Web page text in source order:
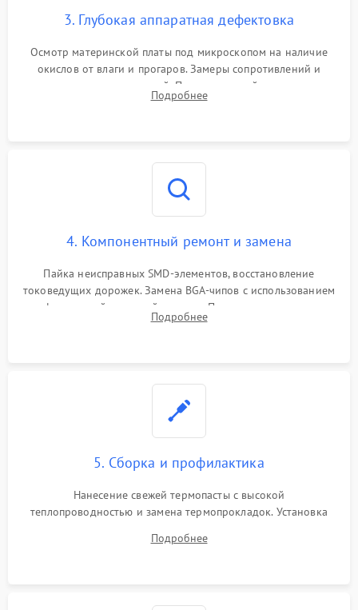
3. Глубокая аппаратная дефектовка
Осмотр материнской платы под микроскопом на наличие
окислов от влаги и прогаров. Замеры сопротивлений и
дежурных напряжений. Проверка цепей питания,
мультиконтроллера, процессора и видеочипа.
Подробнее
4. Компонентный ремонт и замена
Пайка неисправных SMD-элементов, восстановление
токоведущих дорожек. Замена BGA-чипов с использованием
инфракрасной паяльной станции. Прошивка микросхемы
BIOS или замена поврежденных портов USB
Подробнее
5. Сборка и профилактика
Нанесение свежей термопасты с высокой
теплопроводностью и замена термопрокладок. Установка
шлейфов, модулей памяти и накопителей. Предварительная
Подробнее